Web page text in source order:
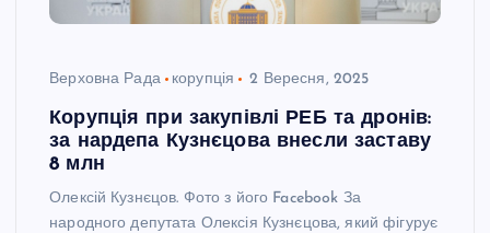
Верховна Рада корупція 2 Вересня, 2025
Корупція при закупівлі РЕБ та дронів:
за нардепа Кузнєцова внесли заставу
8 млн
Олексій Кузнєцов. Фото з його Facebook За
народного депутата Олексія Кузнєцова, який фігурує